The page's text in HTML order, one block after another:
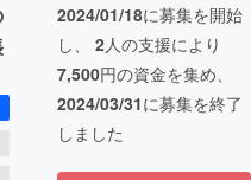
2024/01/18に募集を開始
し、 2人の支援により
7,500円の資金を集め、
2024/03/31に募集を終了
しました